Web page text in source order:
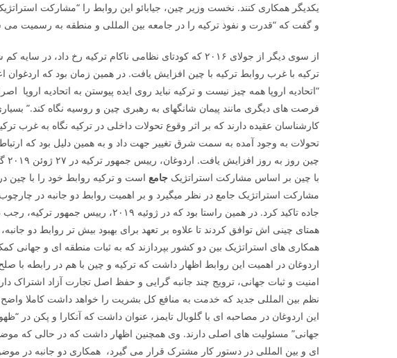
یکدیگر همکاری کنند. نخست وزیر چین، جیابائو این روابط را “مشارکت
و گفت که “قدرت و نفوذ ترکیه را در جامعه بین المللی و منطقه به رسمیت می
از سوی دیگر از جولای ۲۰۱۶ که کودتای نظامی ناکام ترکیه رخ داد، در
ترکیه با غرب روابط ترکیه با چین افزایش یافت. در همین زمان بود که اردغوان
“اتحادیه اروپا همه چیز نیست و ترکیه نباید روی ایده پیوستن به اتحادیه اروپا
فرصت­ های دیگری مانند پیمان شانگهای به رهبری چین و روسیه نگاه کند.”
کارشناسان عقیده دارند که بر اثر وقوع تحولات داخلی در ترکیه نگاه به غرب
تحولات به وجود آمده به سمت شرق تغییر جهت داد و به همین دلیل بود که
چین
با چین بر اساس مشارکت استراتژیک جامع است و ترکیه روابط خود را با چین
مشارکت استراتژیک جامع در نظر می­گیرد و بر اهمیت روابط دو جانبه در چارچوب
جاده تاکید کرد. در همین راستا بود که در ژوئیه ۲۰۱۹،
همتای چینی اش توافق کردند تا علاوه بر تعهد برای بهبود بیش­ تر روابط دو
همکاری های استراتژیک بین دو کشور بپردازند که به ثبات منطقه ­ای و جهانی
اردوغان در اهمیت این روابط اظهار داشت که ترکیه و چین با هم در رابطه با
امنیت و ثبات جهانی، ترویج چند جانبه گرایی و حفظ اصل تجارت آزاد اشتراک
نظم بین المللی جدید که خدمت به منافع کل بشریت را خواهد داشت کاملا
این اردوغان در مصاحبه ای با گلوبال تایمز، عنوان داشت که آنکارا و پکن در
جهانی” مسئولیت­ های اصلی دارند. وی همچنین اظهار داشت که در حالی که
ای و بین المللی در دستور کار مشترک قرار می­ گیرد، همکاری دو جانبه در